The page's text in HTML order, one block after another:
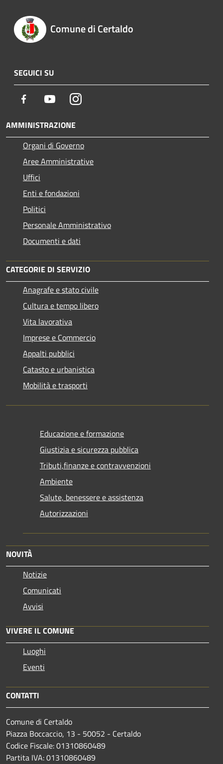
Comune di Certaldo
SEGUICI SU
Facebook YoutubeInstagram
AMMINISTRAZIONE
Organi di Governo
Aree Amministrative
Uffici
Enti e fondazioni
Politici
Personale Amministrativo
Documenti e dati
CATEGORIE DI SERVIZIO
Anagrafe e stato civile
Cultura e tempo libero
Vita lavorativa
Imprese e Commercio
Appalti pubblici
Catasto e urbanistica
Mobilità e trasporti
Educazione e formazione
Giustizia e sicurezza pubblica
Tributi,finanze e contravvenzioni
Ambiente
Salute, benessere e assistenza
Autorizzazioni
NOVITÀ
Notizie
Comunicati
Avvisi
VIVERE IL COMUNE
Luoghi
Eventi
CONTATTI
Comune di Certaldo
Piazza Boccaccio, 13 - 50052 - Certaldo
Codice Fiscale: 01310860489
Partita IVA: 01310860489